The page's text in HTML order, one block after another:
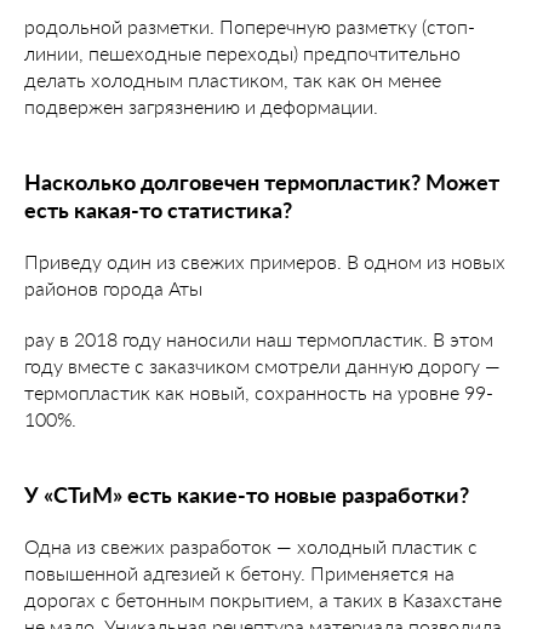
родольной разметки. Поперечную разметку (стоп-
линии, пешеходные переходы) предпочтительно
делать холодным пластиком, так как он менее
подвержен загрязнению и деформации.
Насколько долговечен термопластик? Может
есть какая-то статистика?
Приведу один из свежих примеров. В одном из новых
районов города Аты
рау в 2018 году наносили наш термопластик. В этом
году вместе с заказчиком смотрели данную дорогу —
термопластик как новый, сохранность на уровне 99-
100%.
У «СТиМ» есть какие-то новые разработки?
Одна из свежих разработок — холодный пластик с
повышенной адгезией к бетону. Применяется на
дорогах с бетонным покрытием, а таких в Казахстане